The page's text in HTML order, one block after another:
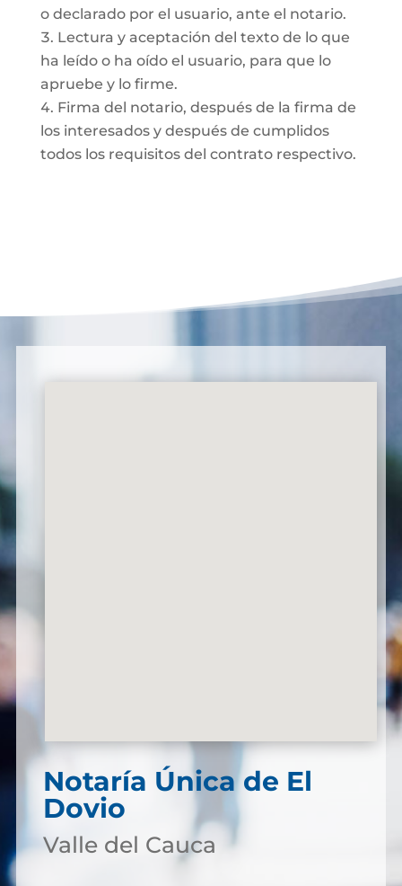
o declarado por el usuario, ante el notario.
Lectura y aceptación del texto de lo que
ha leído o ha oído el usuario, para que lo
apruebe y lo firme.
Firma del notario, después de la firma de
los interesados y después de cumplidos
todos los requisitos del contrato respectivo.
Notaría Única de El
Dovio
Valle del Cauca